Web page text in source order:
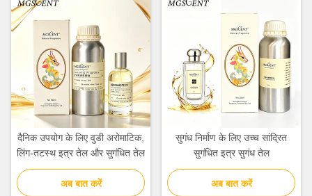
दैनिक उपयोग के लिए वुडी अरोमाटिक,
लिंग-तटस्थ इत्र तेल और सुगंधित तेल
अब बात करें
सुगंध निर्माण के लिए उच्च सांद्रित
सुगंधित इत्र सुगंध तेल
अब बात करें